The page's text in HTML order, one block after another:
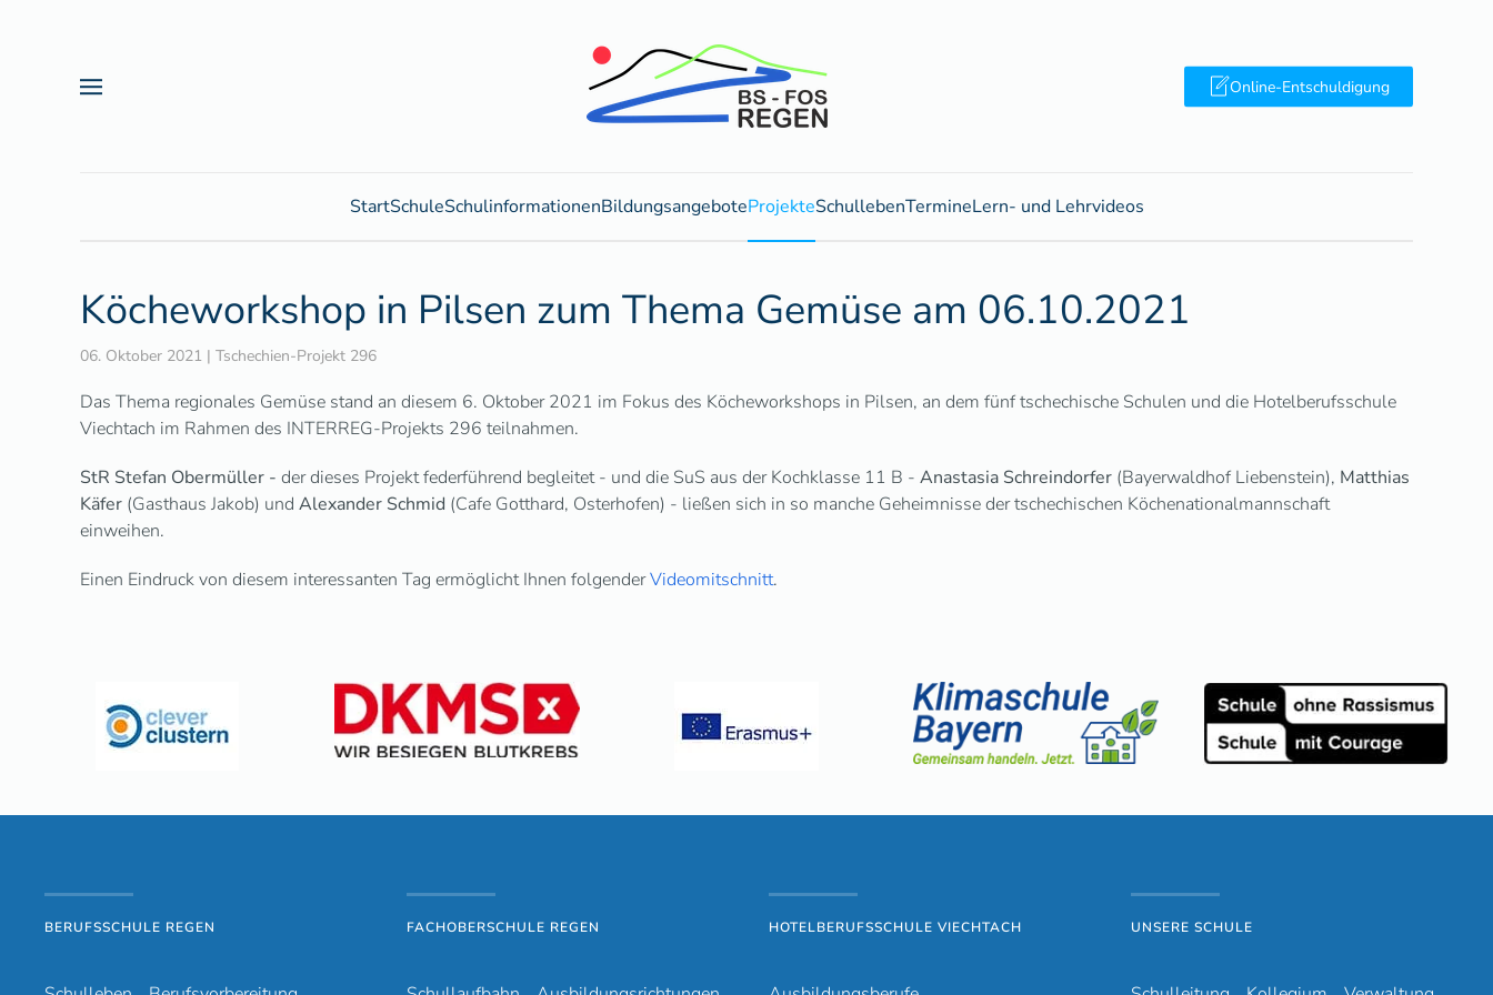
Online-Entschuldigung
StartSchuleSchulinformationenBildungsangeboteProjekteSchullebenTermineLern- und Lehrvideos
Köcheworkshop in Pilsen zum Thema Gemüse am 06.10.2021
06. Oktober 2021 | Tschechien-Projekt 296
Das Thema regionales Gemüse stand an diesem 6. Oktober 2021 im Fokus des Köcheworkshops in Pilsen, an dem fünf tschechische Schulen und die Hotelberufsschule
Viechtach im Rahmen des INTERREG-Projekts 296 teilnahmen.
StR Stefan Obermüller - der dieses Projekt federführend begleitet - und die SuS aus der Kochklasse 11 B - Anastasia Schreindorfer (Bayerwaldhof Liebenstein), Matthias
Käfer (Gasthaus Jakob) und Alexander Schmid (Cafe Gotthard, Osterhofen) - ließen sich in so manche Geheimnisse der tschechischen Köchenationalmannschaft
einweihen.
Einen Eindruck von diesem interessanten Tag ermöglicht Ihnen folgenderVideomitschnitt.
BERUFSSCHULE REGEN FACHOBERSCHULE REGEN HOTELBERUFSSCHULE VIECHTACH UNSERE SCHULE